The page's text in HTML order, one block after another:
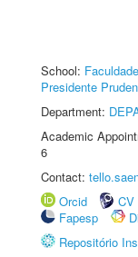
School:
Presidente
Department:
Academic
6
Contact:
Orcid
CV
Fapesp
Repositório